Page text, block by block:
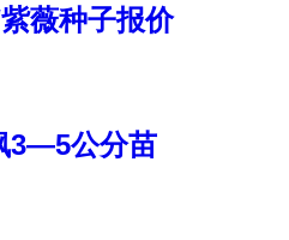
薇种子报价
3—5公分苗